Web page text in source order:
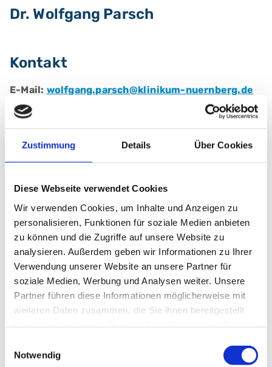
Zustimmung Details Über Cookies
Diese Webseite verwendet Cookies
Wir verwenden Cookies, um Inhalte und Anzeigen zu
personalisieren, Funktionen für soziale Medien anbieten
zu können und die Zugriffe auf unsere Website zu
analysieren. Außerdem geben wir Informationen zu Ihrer
Verwendung unserer Website an unsere Partner für
soziale Medien, Werbung und Analysen weiter. Unsere
Partner führen diese Informationen möglicherweise mit
weiteren Daten zusammen, die Sie ihnen bereitgestellt
Notwendig
Dr. Wolfgang Parsch
Kontakt
E-Mail: wolfgang.parsch@klinikum-nuernberg.de
Telefon:
Berufliche Qualifikationen
tätig in der Pneumologie
Qualifikationen:Gesamtprojektleitung KIS,
Gesamtverantwortung für alle KHZG-Projekte
Digitales Prozess- und Technologiemanagement
Klinikum Nürnberg, Campus Nord
Prof.-Ernst-Nathan-Str. 1
90419 Nürnberg